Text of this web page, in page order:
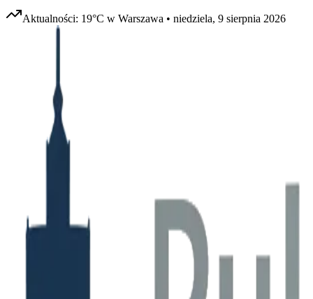
Aktualności: 19°C w Warszawa • niedziela, 9 sierpnia 2026